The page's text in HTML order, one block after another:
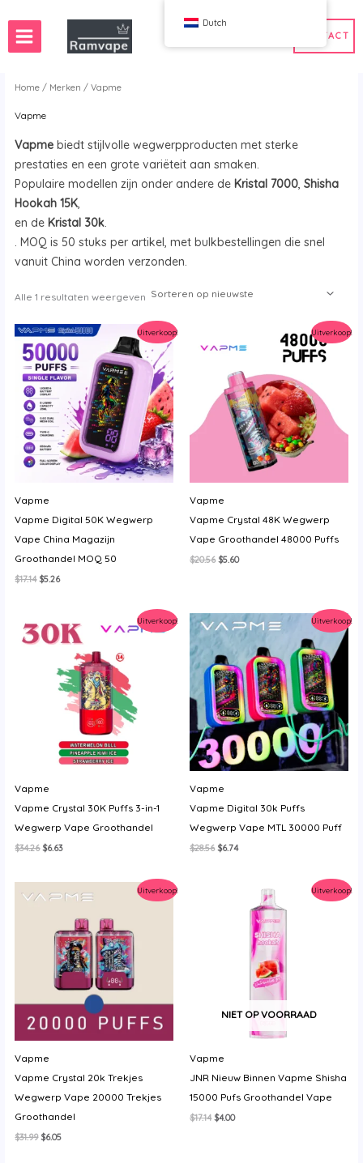
naar
inhoud
CONTACT
Home / Merken / Vapme
Vapme
Vapme biedt stijlvolle wegwerpproducten met sterke
prestaties en een grote variëteit aan smaken.
Populaire modellen zijn onder andere de Kristal 7000,Shisha
Hookah 15K,
en de Kristal 30k.
. MOQ is 50 stuks per artikel, met bulkbestellingen die snel
vanuit China worden verzonden.
Alle 1 resultaten weergeven Gesorteerd
Uitverkoop!
Vapme
Vapme Digital 50K Wegwerp
Vape China Magazijn
Groothandel MOQ 50
$17.14 Oorspronkelijke
$5.26Huidige
Uitverkoop!
Vapme
Vapme Crystal 48K Wegwerp
Vape Groothandel 48000 Puffs
$20.56 Oorspronkelijke
$5.60Huidige
Uitverkoop!
Vapme
Vapme Crystal 30K Puffs 3-in-1
Wegwerp Vape Groothandel
$34.26Oorspronkelijke
$34.26.
$6.63Huidige
$6.63.
Uitverkoop!
Vapme
Vapme Digital 30k Puffs
Wegwerp Vape MTL 30000 Puff
$28.56 Oorspronkelijke
$6.74Huidige
Uitverkoop!
Vapme
Vapme Crystal 20k Trekjes
Wegwerp Vape 20000 Trekjes
Groothandel
$31.99 Oorspronkelijke
$6.05Huidige
Uitverkoop!
NIET OP VOORRAAD
Vapme
JNR Nieuw Binnen Vapme Shisha
15000 Pufs Groothandel Vape
$17.14 Oorspronkelijke
$4.00Huidige
Groothandel VapesSpanje Groothandel Vapes
Bang
FIHP
OKSO
Stag Bar
UZY
Vozol
Dutch